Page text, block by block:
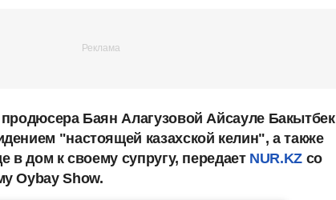
продюсера Баян Алагузовой Айсауле Бакытбек
"настоящей казахской келин", а также
в дом к своему супругу, передает NUR.KZ со
Oybay Show.